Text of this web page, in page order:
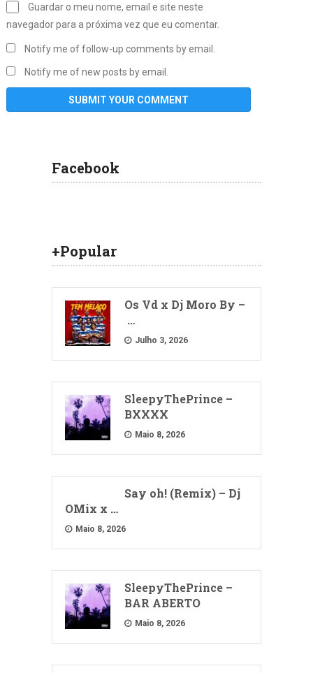
Guardar o meu nome, email e site neste
navegador para a próxima vez que eu comentar.
Notify me of follow-up comments by email.
Notify me of new posts by email.
Facebook
+Popular
Os Vd x Dj Moro By –
…
Julho 3, 2026
SleepyThePrince –
BXXXX
Maio 8, 2026
Say oh! (Remix) – Dj
OMix x …
Maio 8, 2026
SleepyThePrince –
BAR ABERTO
Maio 8, 2026